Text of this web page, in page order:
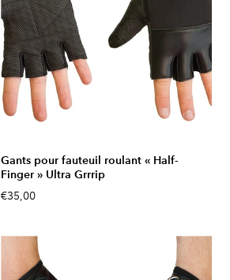
Gants pour fauteuil roulant « Half-
Finger » Ultra Grrrip
€35,00